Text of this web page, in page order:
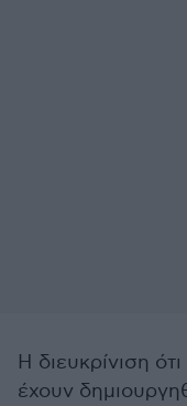
Η διευκρίνιση
έχουν